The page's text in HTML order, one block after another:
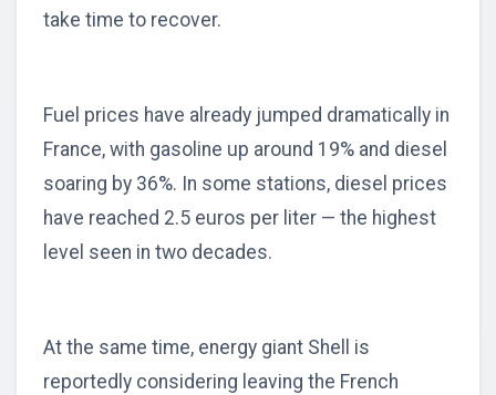
take time to recover.
Fuel prices have already jumped dramatically in
France, with gasoline up around 19% and diesel
soaring by 36%. In some stations, diesel prices
have reached 2.5 euros per liter — the highest
level seen in two decades.
At the same time, energy giant Shell is
reportedly considering leaving the French